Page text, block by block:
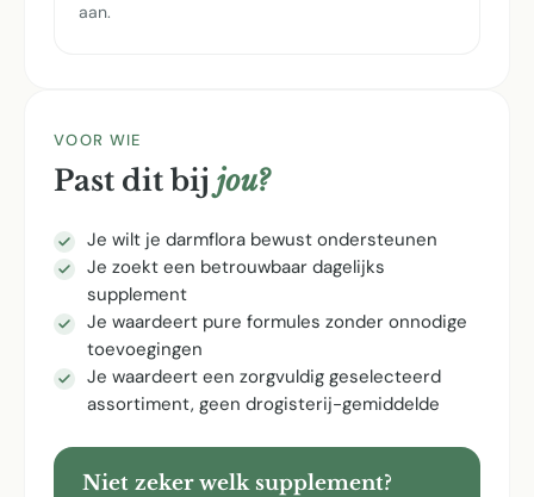
aan.
VOOR WIE
Past dit bij jou?
Je wilt je darmflora bewust ondersteunen
Je zoekt een betrouwbaar dagelijks
supplement
Je waardeert pure formules zonder onnodige
toevoegingen
Je waardeert een zorgvuldig geselecteerd
assortiment, geen drogisterij-gemiddelde
Niet zeker welk supplement?